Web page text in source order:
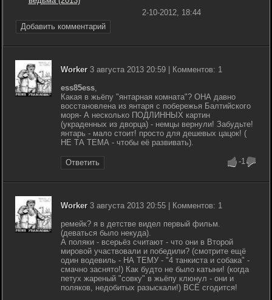
Добавить комментарий
2-10-2012, 18:44
Worker3 августа 2013 20:59 | Комментов: 1
ess85ess
Какая в жьёпу "янтарная комната"? ОНА давно
восстановлена из янтаря с побережья Балтийского
моря- А несколько ПОДЛИННЫХ картин
(украденных из дворца) - немцы вернули! Забудьте!
янтарь - мало стоит! просто для дешевых цацок! (
НЕ ТА ТЕМА - чтобы её развивать).
Ответить -1
Worker3 августа 2013 20:55 | Комментов: 1
ремейк? я в детстве видел первый фильм.
(деваться было некуда).
А поляки - всерьёз считают - что они в Второй
мировой участвовали и победили? (смотрите ещё
один водевиль - НА ТЕМУ - "4 танкиста и собака" -
смачно заснято!) Как будто не было катыни! (когда
петух жареный "совку" в жьёпу клюнул - они и
поляков, недобитых разыскали!) ВСЁ сгодится!